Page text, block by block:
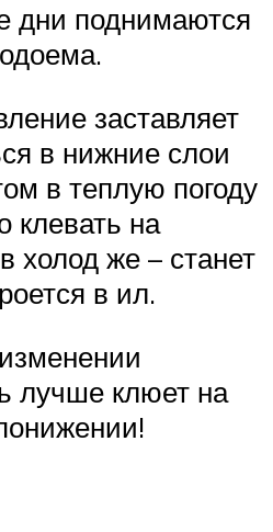
дни поднимаются
заставляет
в нижние слои
в теплую погоду
клевать на
холод же – станет
в ил.
лучше клюет на